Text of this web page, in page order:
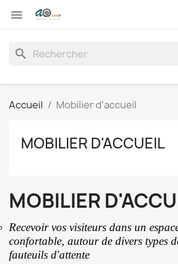

search
Accueil Mobilier d'accueil
MOBILIER D'ACCUEIL
MOBILIER
Recevoir vos visiteurs dans un
confortable, autour de divers types
fauteuils d'attente